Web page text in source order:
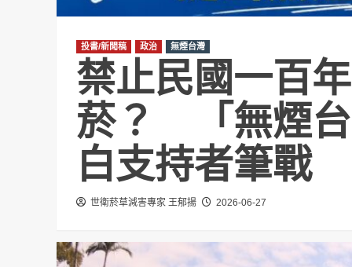
投書/新聞稿 政治 無煙台灣
禁止民國一百
菸？ 「無煙台
白支持者筆戰
世衛菸草減害專家 王郁揚 2026-06-27